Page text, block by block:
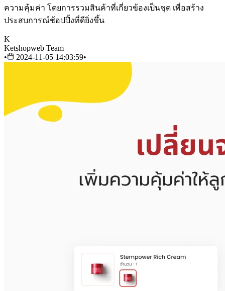
ความคุ้มค่า โดยการรวมสินค้าที่เกี่ยวข้องเป็นชุด เพื่อสร้าง
ประสบการณ์ช้อปปิ้งที่ดียิ่งขึ้น
K
Ketshopweb Team
•
2024-11-05 14:03:59•